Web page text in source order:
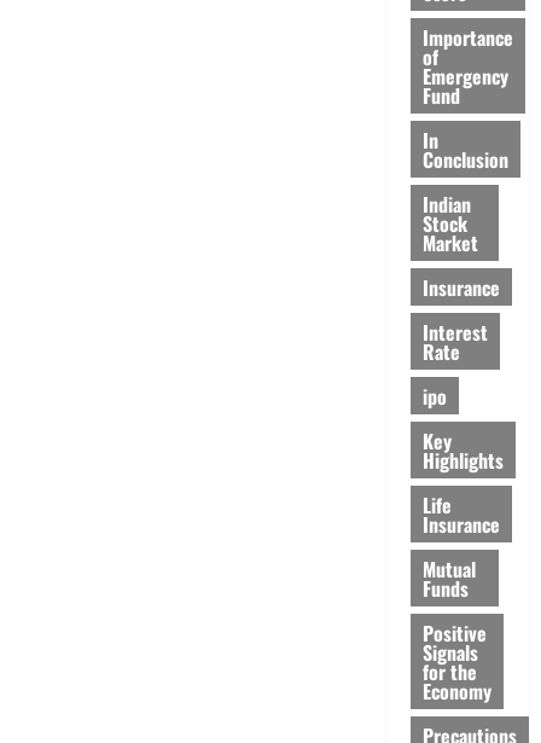
Importance
of
Emergency
Fund
In
Conclusion
Indian
Stock
Market
Insurance
Interest
Rate
ipo
Key
Highlights
Life
Insurance
Mutual
Funds
Positive
Signals
for the
Economy
Precautions